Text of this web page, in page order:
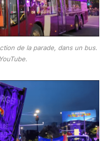
de la parade, dans un bus.